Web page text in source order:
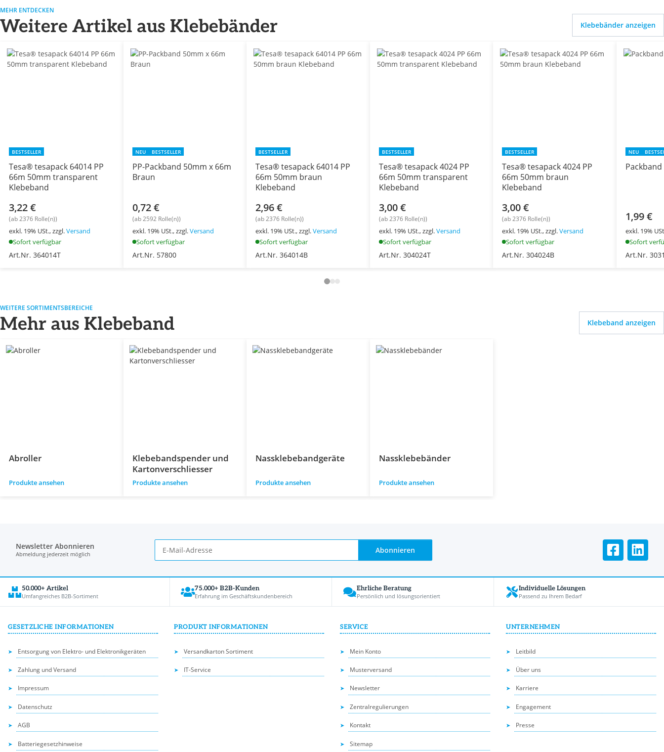
MEHR ENTDECKEN
Weitere Artikel aus Klebebänder Klebebänder anzeigen
BESTSELLER
Tesa® tesapack 64014 PP
66m 50mm transparent
Klebeband
3,22 €
(ab 2376 Rolle(n))
exkl. 19% USt., zzgl.Versand
Sofort verfügbar
Art.Nr. 364014T
NEU BESTSELLER
PP-Packband 50mm x 66m
Braun
0,72 €
(ab 2592 Rolle(n))
exkl. 19% USt., zzgl.Versand
Sofort verfügbar
Art.Nr. 57800
BESTSELLER
Tesa® tesapack 64014 PP
66m 50mm braun
Klebeband
2,96 €
(ab 2376 Rolle(n))
exkl. 19% USt., zzgl.Versand
Sofort verfügbar
Art.Nr. 364014B
BESTSELLER
Tesa® tesapack 4024 PP
66m 50mm transparent
Klebeband
3,00 €
(ab 2376 Rolle(n))
exkl. 19% USt., zzgl.Versand
Sofort verfügbar
Art.Nr. 304024T
BESTSELLER
Tesa® tesapack 4024 PP
66m 50mm braun
Klebeband
3,00 €
(ab 2376 Rolle(n))
exkl. 19% USt., zzgl.Versand
Sofort verfügbar
Art.Nr. 304024B
NEU
1,99 €
exkl. 19%
Sofort
Art.Nr.
WEITERE SORTIMENTSBEREICHE
Mehr aus Klebeband Klebeband anzeigen
Abroller
Produkte ansehen
Klebebandspender und
Kartonverschliesser
Produkte ansehen
Nassklebebandgeräte
Produkte ansehen
Nassklebebänder
Produkte ansehen
Newsletter Abonnieren
Abmeldung jederzeit möglich Abonnieren
50.000+ Artikel
Umfangreiches B2B-Sortiment
75.000+ B2B-Kunden
Erfahrung im Geschäftskundenbereich
Ehrliche Beratung
Persönlich und lösungsorientiert
Individuelle Lösungen
Passend zu Ihrem Bedarf
GESETZLICHE INFORMATIONEN
Entsorgung von Elektro- und Elektronikgeräten
Zahlung und Versand
Impressum
Datenschutz
AGB
Batteriegesetzhinweise
PRODUKT INFORMATIONEN
Versandkarton Sortiment
IT-Service
SERVICE
Mein Konto
Musterversand
Newsletter
Zentralregulierungen
Kontakt
Sitemap
UNTERNEHMEN
Leitbild
Über uns
Karriere
Engagement
Presse